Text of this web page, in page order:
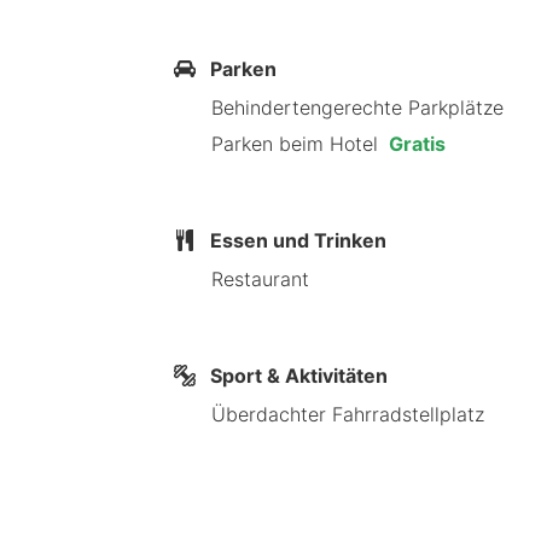
Hotel Amaryllis Veurne besticht
Rathaus von Veurne. Dieses Hotel
Rathaus von Veurne in der Nähe
Parken
Behindertengerechte Parkplätze
Parken beim Hotel Gratis
Essen und Trinken
Restaurant
Sport & Aktivitäten
Überdachter Fahrradstellplatz